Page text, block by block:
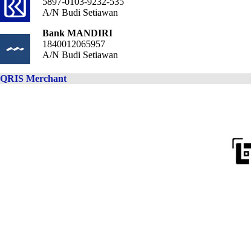
A/N Budi Setiawan
Bank MANDIRI
1840012065957
A/N Budi Setiawan
QRIS Merchant